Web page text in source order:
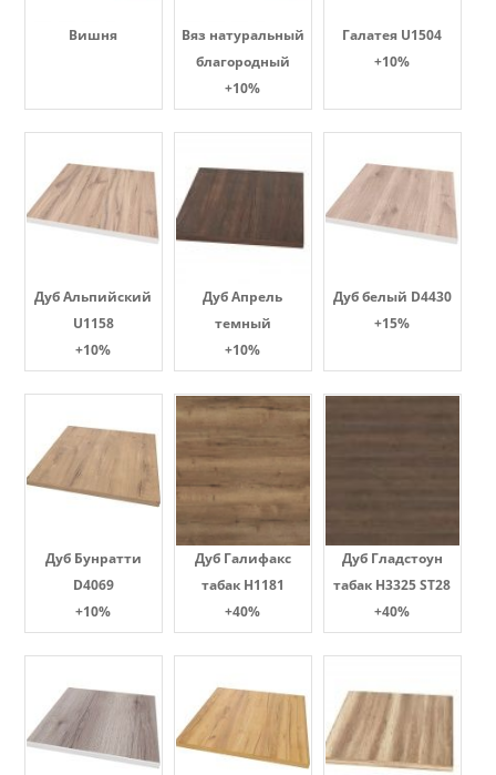
Вишня
Вяз натуральный
благородный
+10%
Галатея U1504
+10%
Дуб Альпийский
U1158
+10%
Дуб Апрель
темный
+10%
Дуб белый D4430
+15%
Дуб Бунратти
D4069
+10%
Дуб Галифакс
табак Н1181
+40%
Дуб Гладстоун
табак H3325 ST28
+40%